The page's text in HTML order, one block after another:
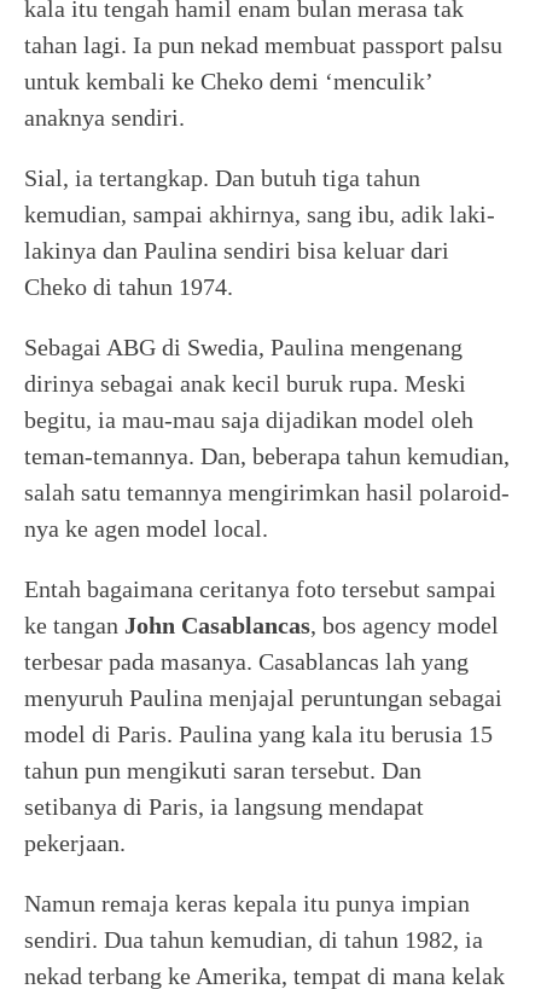
kala itu tengah hamil enam bulan merasa tak
tahan lagi. Ia pun nekad membuat passport palsu
untuk kembali ke Cheko demi ‘menculik’
anaknya sendiri.
Sial, ia tertangkap. Dan butuh tiga tahun
kemudian, sampai akhirnya, sang ibu, adik laki-
lakinya dan Paulina sendiri bisa keluar dari
Cheko di tahun 1974.
Sebagai ABG di Swedia, Paulina mengenang
dirinya sebagai anak kecil buruk rupa. Meski
begitu, ia mau-mau saja dijadikan model oleh
teman-temannya. Dan, beberapa tahun kemudian,
salah satu temannya mengirimkan hasil polaroid-
nya ke agen model local.
Entah bagaimana ceritanya foto tersebut sampai
ke tangan John Casablancas, bos agency model
terbesar pada masanya. Casablancas lah yang
menyuruh Paulina menjajal peruntungan sebagai
model di Paris. Paulina yang kala itu berusia 15
tahun pun mengikuti saran tersebut. Dan
setibanya di Paris, ia langsung mendapat
pekerjaan.
Namun remaja keras kepala itu punya impian
sendiri. Dua tahun kemudian, di tahun 1982, ia
nekad terbang ke Amerika, tempat di mana kelak